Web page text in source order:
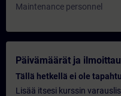
Maintenance personnel
Päivämäärät ja
Tällä hetkellä ei ole
Lisää itsesi kurssin